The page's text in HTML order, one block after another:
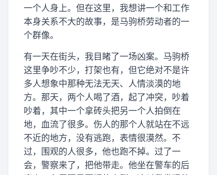
一个人身上。但在这里，我想讲一个和工作
本身关系不大的故事，是马驹桥劳动者的一
个群像。
有一天在街头，我目睹了一场凶案。马驹桥
这里争吵不少，打架也有，但它绝对不是许
多人想象中那种无法无天、人情淡漠的地
方。那天，两个人喝了酒，起了冲突，吵着
吵着，其中一个拿砖头把另一个人拍倒在
地，血流了很多。伤人的那个人就站在不远
不近的地方，没有逃跑，表情很漠然。不
过，围观的人很多，他也跑不掉。过了一
会，警察来了，把他带走。他坐在警车的后